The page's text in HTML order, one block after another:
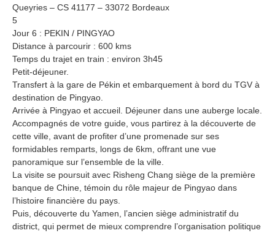
Queyries – CS 41177 – 33072 Bordeaux
5
Jour 6 : PEKIN / PINGYAO
Distance à parcourir : 600 kms
Temps du trajet en train : environ 3h45
Petit-déjeuner.
Transfert à la gare de Pékin et embarquement à bord du TGV à
destination de Pingyao.
Arrivée à Pingyao et accueil. Déjeuner dans une auberge locale.
Accompagnés de votre guide, vous partirez à la découverte de
cette ville, avant de profiter d’une promenade sur ses
formidables remparts, longs de 6km, offrant une vue
panoramique sur l’ensemble de la ville.
La visite se poursuit avec Risheng Chang siège de la première
banque de Chine, témoin du rôle majeur de Pingyao dans
l’histoire financière du pays.
Puis, découverte du Yamen, l’ancien siège administratif du
district, qui permet de mieux comprendre l’organisation politique